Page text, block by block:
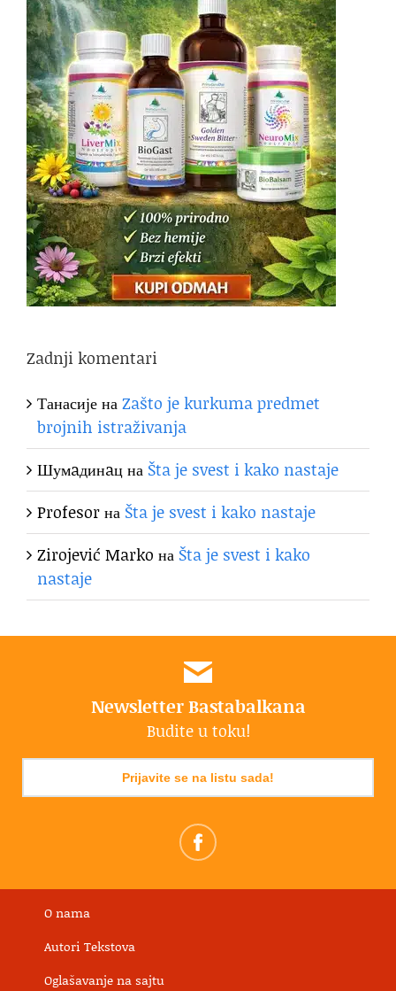
Zadnji komentari
ТанасијенаZašto je kurkuma predmet
brojnih istraživanja
Шумaдинaцна Šta je svest i kako nastaje
Profesorна Šta je svest i kako nastaje
Zirojević Marko на Šta je svest i kako
nastaje
Newsletter Bastabalkana
Budite u toku!
Prijavite se na listu sada!
O nama
Autori Tekstova
Oglašavanje na sajtu